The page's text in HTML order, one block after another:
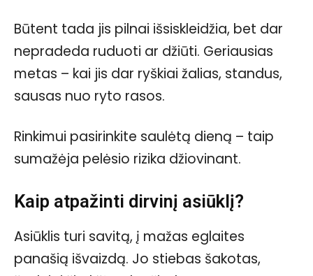
Būtent tada jis pilnai išsiskleidžia, bet dar
nepradeda ruduoti ar džiūti. Geriausias
metas – kai jis dar ryškiai žalias, standus,
sausas nuo ryto rasos.
Rinkimui pasirinkite saulėtą dieną – taip
sumažėja pelėsio rizika džiovinant.
Kaip atpažinti dirvinį asiūklį?
Asiūklis turi savitą, į mažas eglaites
panašią išvaizdą. Jo stiebas šakotas,